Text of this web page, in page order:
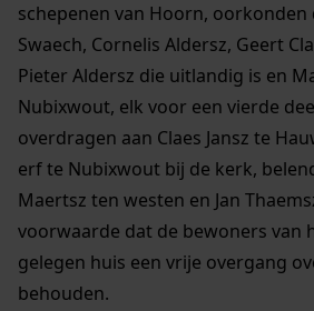
schepenen van Hoorn, oorkonden
Swaech, Cornelis Aldersz, Geert
Pieter Aldersz die uitlandig is en
Nubixwout, elk voor een vierde
overdragen aan Claes Jansz te
erf te Nubixwout bij de kerk,
Maertsz ten westen en Jan
voorwaarde dat de bewoners van
gelegen huis een vrije overgang
behouden.